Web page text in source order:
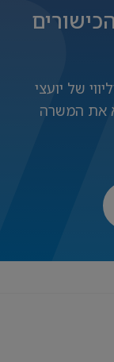
של יועצי
את המשרה